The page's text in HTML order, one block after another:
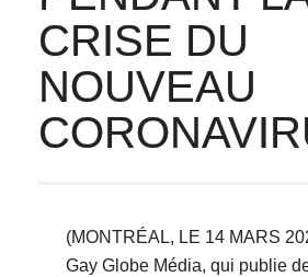
CRISE DU
NOUVEAU
(MONTRÉAL, LE 14 MARS
Gay Globe Média, qui publie